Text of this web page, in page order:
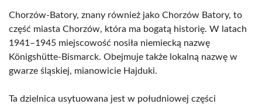
Chorzów-Batory, znany również jako Chorzów Batory, to
część miasta Chorzów, która ma bogatą historię. W latach
1941–1945 miejscowość nosiła niemiecką nazwę
Königshütte-Bismarck. Obejmuje także lokalną nazwę w
gwarze śląskiej, mianowicie Hajduki.
Ta dzielnica usytuowana jest w południowej części